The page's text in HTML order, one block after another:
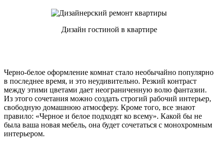
Дизайн гостиной в квартире
Черно-белое оформление комнат стало необычайно популярно
в последнее время, и это неудивительно. Резкий контраст
между этими цветами дает неограниченную волю фантазии.
Из этого сочетания можно создать строгий рабочий интерьер,
свободную домашнюю атмосферу. Кроме того, все знают
правило: «Черное и белое подходят ко всему». Какой бы не
была ваша новая мебель, она будет сочетаться с монохромным
интерьером.